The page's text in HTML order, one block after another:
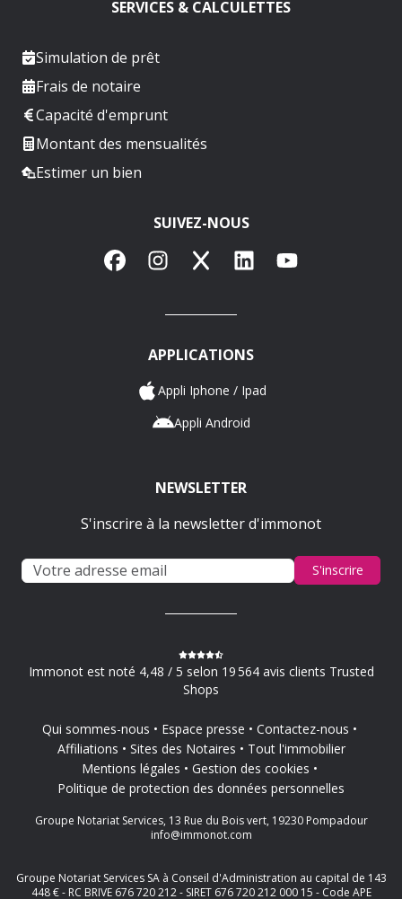
SERVICES & CALCULETTES
Simulation de prêt
Frais de notaire
Capacité d'emprunt
Montant des mensualités
Estimer un bien
SUIVEZ-NOUS
FacebookInstagram
X LinkedInYouTube
APPLICATIONS
Appli Iphone / Ipad
Appli Android
NEWSLETTER
S'inscrire à la newsletter d'immonot
S'inscrire
Immonot est noté 4,48 / 5 selon 19 564 avis clients Trusted
Shops
Qui sommes-nous Espace presse
Contactez-nous
Affiliations
Sites des Notaires
Tout l'immobilier
Mentions légales
Gestion des cookies
Politique de protection des données personnelles
Groupe Notariat Services, 13 Rue du Bois vert, 19230 Pompadour
info@immonot.com
Groupe Notariat Services SA à Conseil d'Administration au capital de 143
448 € - RC BRIVE 676 720 212 - SIRET 676 720 212 000 15 - Code APE